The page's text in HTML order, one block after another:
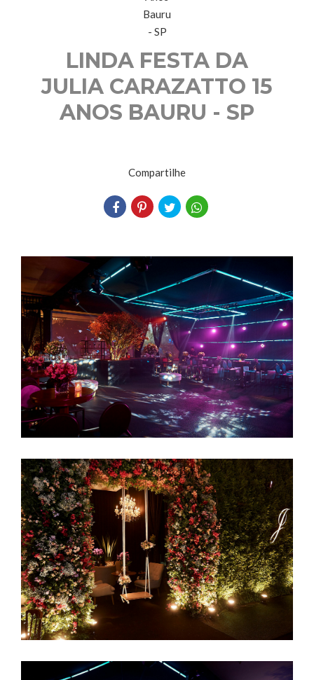
LINDA FESTA DA
JULIA CARAZATTO 15
ANOS BAURU - SP
Compartilhe